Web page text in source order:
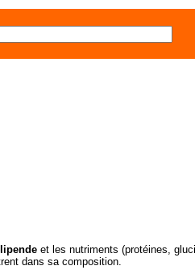
et les nutriments (protéines,
dans sa composition.